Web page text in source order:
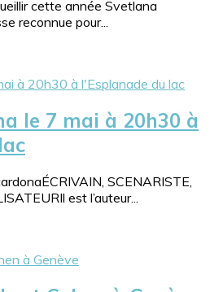
cette année Svetlana
reconnue pour...
le 7 mai à 20h30 à
SCENARISTE,
est l’auteur...